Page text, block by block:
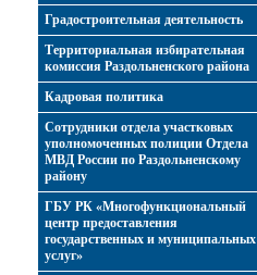
Градостроительная деятельность
Территориальная избирательная
комиссия Раздольненского района
Кадровая политика
Сотрудники отдела участковых
уполномоченных полиции Отдела
МВД России по Раздольненскому
району
ГБУ РК «Многофункциональный
центр предоставления
государственных и муниципальных
услуг»